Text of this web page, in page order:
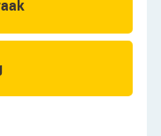
lift en